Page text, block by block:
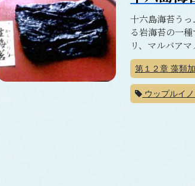
十六島海苔う
る岩海苔の一
リ、マルバア
第１２章 藻類
ウップルイノ